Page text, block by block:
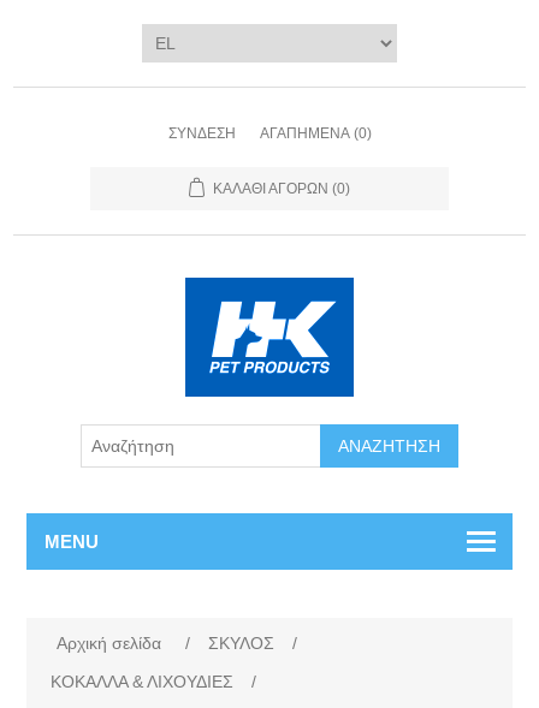
ΣΎΝΔΕΣΗ ΑΓΑΠΗΜΈΝΑ (0)
ΚΑΛΆΘΙ ΑΓΟΡΏΝ (0)
ΑΝΑΖΉΤΗΣΗ
MENU
Αρχική σελίδα / ΣΚΥΛΟΣ
/
ΚΟΚΑΛΛΑ & ΛΙΧΟΥΔΙΕΣ
/